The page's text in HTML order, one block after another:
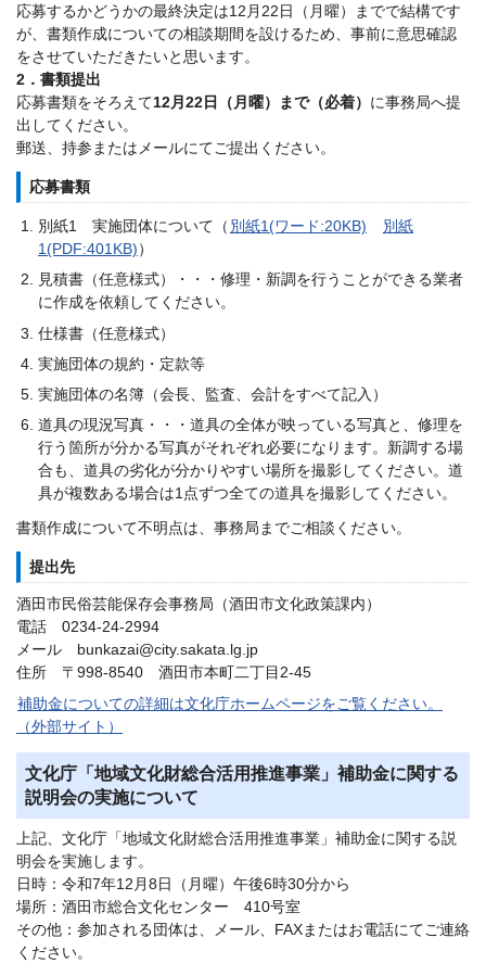
応募するかどうかの最終決定は12月22日（月曜）までで結構です
が、書類作成についての相談期間を設けるため、事前に意思確認
をさせていただきたいと思います。
2．書類提出
応募書類をそろえて12月22日（月曜）まで（必着） に事務局へ提
出してください。
郵送、持参またはメールにてご提出ください。
応募書類
別紙1 実施団体について（ 別紙1(ワード:20KB)
別紙
1(PDF:401KB)）
見積書（任意様式）・・・修理・新調を行うことができる業者
に作成を依頼してください。
仕様書（任意様式）
実施団体の規約・定款等
実施団体の名簿（会長、監査、会計をすべて記入）
道具の現況写真・・・道具の全体が映っている写真と、修理を
行う箇所が分かる写真がそれぞれ必要になります。新調する場
合も、道具の劣化が分かりやすい場所を撮影してください。道
具が複数ある場合は1点ずつ全ての道具を撮影してください。
書類作成について不明点は、事務局までご相談ください。
提出先
酒田市民俗芸能保存会事務局（酒田市文化政策課内）
電話 0234-24-2994
メール bunkazai@city.sakata.lg.jp
住所 〒998-8540 酒田市本町二丁目2-45
補助金についての詳細は文化庁ホームページをご覧ください。
（外部サイト）
文化庁「地域文化財総合活用推進事業」補助金に関する
説明会の実施について
上記、文化庁「地域文化財総合活用推進事業」補助金に関する説
明会を実施します。
日時：令和7年12月8日（月曜）午後6時30分から
場所：酒田市総合文化センター 410号室
その他：参加される団体は、メール、FAXまたはお電話にてご連絡
ください。